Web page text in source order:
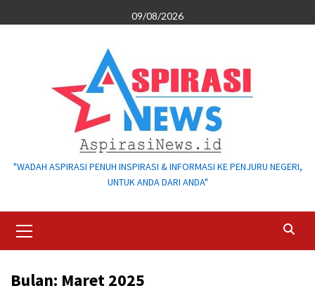
to
09/08/2026
"WADAH ASPIRASI PENUH INSPIRASI & INFORMASI KE PENJURU NEGERI,
UNTUK ANDA DARI ANDA"
Menu
Bulan: Maret 2025